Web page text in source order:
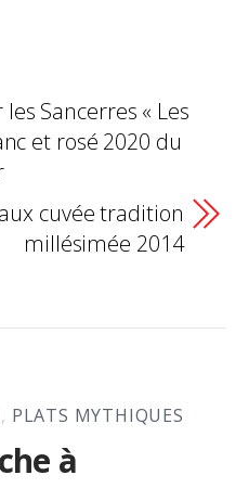
Sancerres « Les
et rosé 2020 du
cuvée tradition
millésimée 2014
, PLATS MYTHIQUES
à